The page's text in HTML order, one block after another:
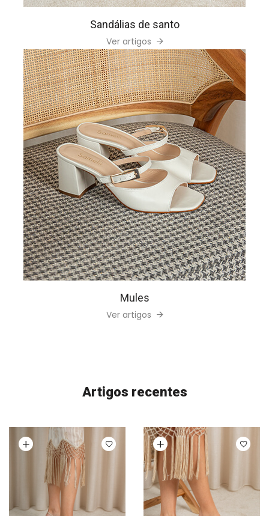
Sandálias de santo
Ver artigos
Mules
Ver artigos
Artigos recentes
opções Ver opções